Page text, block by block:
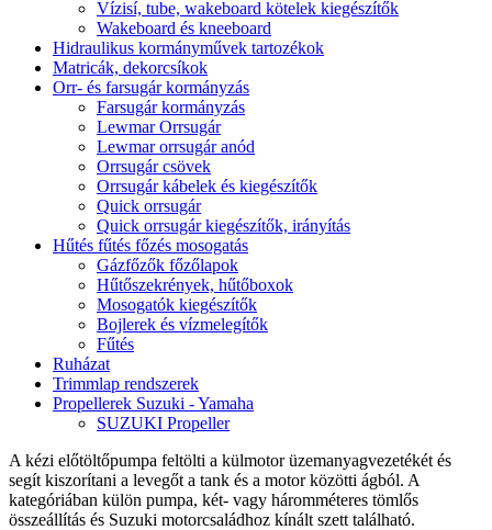
Vízisí, tube, wakeboard kötelek kiegészítők
Wakeboard és kneeboard
Hidraulikus kormányművek tartozékok
Matricák, dekorcsíkok
Orr- és farsugár kormányzás
Farsugár kormányzás
Lewmar Orrsugár
Lewmar orrsugár anód
Orrsugár csövek
Orrsugár kábelek és kiegészítők
Quick orrsugár
Quick orrsugár kiegészítők, irányítás
Hűtés fűtés főzés mosogatás
Gázfőzők főzőlapok
Hűtőszekrények, hűtőboxok
Mosogatók kiegészítők
Bojlerek és vízmelegítők
Fűtés
Ruházat
Trimmlap rendszerek
Propellerek Suzuki - Yamaha
SUZUKI Propeller
A kézi előtöltőpumpa feltölti a külmotor üzemanyagvezetékét és
segít kiszorítani a levegőt a tank és a motor közötti ágból. A
kategóriában külön pumpa, két- vagy háromméteres tömlős
összeállítás és Suzuki motorcsaládhoz kínált szett található.